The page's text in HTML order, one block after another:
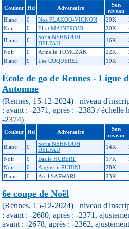
Couleur Hd Adversaire
Son
niveau
Blanc
0 Noa PLAKOO-VIGNON 20K
Noir
0 Eliot MAINFROID 20K
Blanc
0
Sofia NEHNOUH
DELFAU
16K
Noir
0 Armelle TOMCZAK 22K
Blanc
0 Lee COQUEREL 19K
École de go de Rennes - Ligue
Automne
(Rennes, 15-12-2024) niveau
: avant : -2371, après : -2383 / échelle
-2374)
Couleur Hd Adversaire
Son
niveau
Blanc
0
Sofia NEHNOUH
DELFAU
14K
Noir
0 Basile HUBERT 17K
Noir
0 Augustin RUBINI 28K
Blanc
0 Assil SARWARI 23K
6e coupe de Noël
(Rennes, 15-12-2024) niveau
: avant : -2680, après : -2371,
avant : -2678, après : -2362,